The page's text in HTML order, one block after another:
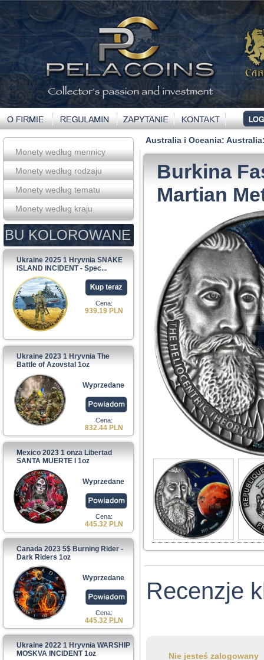
Monety według mennicy
Monety według rodzaju
Monety według tematu
Monety według kraju
BU KOLOROWANE
Ukraine 2025 1 Hryvnia SNAKE
ISLAND INCIDENT - Spec...
Cena:
939.19 PLN
Ukraine 2023 1 Hryvnia The
Battle of Azovstal 1oz
Wyprzedane
Cena:
832.44 PLN
Mexico 2023 1 onza Libertad
SANTA MUERTE I 1oz
Wyprzedane
Cena:
445.32 PLN
Canada 2023 5$ Burning Rider -
Dark Riders 1oz
Wyprzedane
Cena:
445.32 PLN
Ukraine 2022 1 Hryvnia WARSHIP
MOSKVA INCIDENT 1oz
Australia i Oceania: Australia
Burkina
Martian
Recenzje
Nie jesteś zalogowany